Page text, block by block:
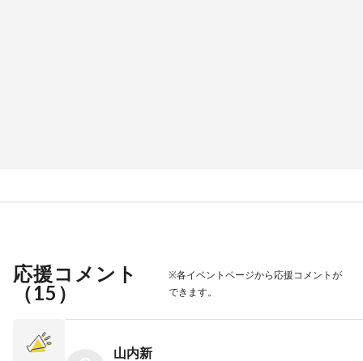
応援コメント
（15 ）
※各イベントページから応援コメントが
できます。
山内新